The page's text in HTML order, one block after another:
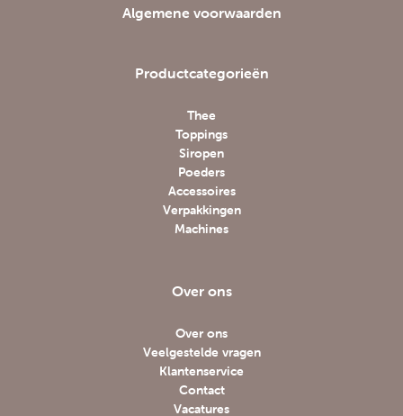
Algemene voorwaarden
Productcategorieën
Thee
Toppings
Siropen
Poeders
Accessoires
Verpakkingen
Machines
Over ons
Over ons
Veelgestelde vragen
Klantenservice
Contact
Vacatures